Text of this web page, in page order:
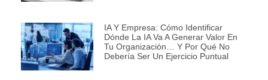
IA Y Empresa: Cómo Identificar
Dónde La IA Va A Generar Valor En
Tu Organización… Y Por Qué No
Debería Ser Un Ejercicio Puntual